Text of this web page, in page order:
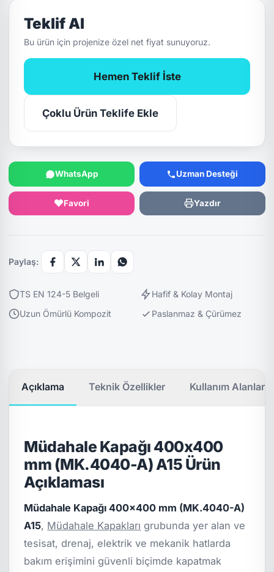
Teklif Al
Bu ürün için projenize özel net fiyat sunuyoruz.
Hemen Teklif İste
Çoklu Ürün Teklife Ekle
WhatsApp Uzman Desteği
Favori Yazdır
Paylaş:
TS EN 124-5 Belgeli
Hafif & Kolay Montaj
Uzun Ömürlü Kompozit
Paslanmaz & Çürümez
Açıklama Teknik Özellikler Kullanım Alanları
Müdahale Kapağı 400x400
mm (MK.4040-A) A15 Ürün
Açıklaması
Müdahale Kapağı 400x400 mm (MK.4040-A)
A15, Müdahale Kapakları grubunda yer alan ve
tesisat, drenaj, elektrik ve mekanik hatlarda
bakım erişimini güvenli biçimde kapatmak